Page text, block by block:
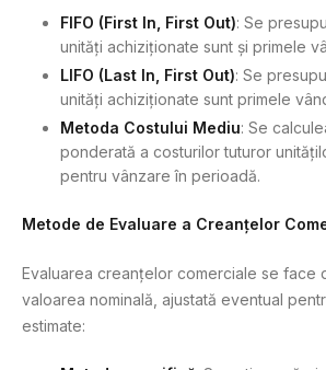
FIFO (First In, First Out): Se
unități achiziționate sunt și primele
LIFO (Last In, First Out): Se
unități achiziționate sunt primele
Metoda Costului Mediu: Se
ponderată a costurilor tuturor
pentru vânzare în perioadă.
Metode de Evaluare a Creanțelor
Evaluarea creanțelor comerciale se face
valoarea nominală, ajustată eventual
estimate: